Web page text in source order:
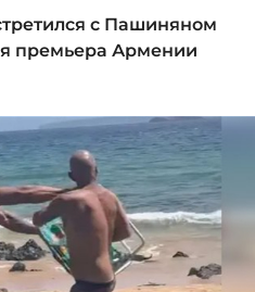
с Пашиняном
премьера Армении